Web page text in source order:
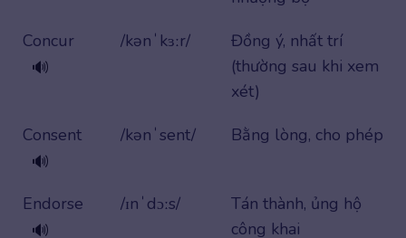
Concur
🔊
/kənˈkɜːr/
Đồng ý, nhất trí
(thường sau khi xem
xét)
Consent
🔊
/kənˈsent/ Bằng lòng, cho phép
Endorse
🔊
/ɪnˈdɔːs/
Tán thành, ủng hộ
công khai